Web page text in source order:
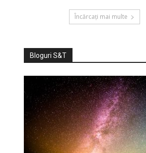
Încărcați mai multe
Bloguri S&T